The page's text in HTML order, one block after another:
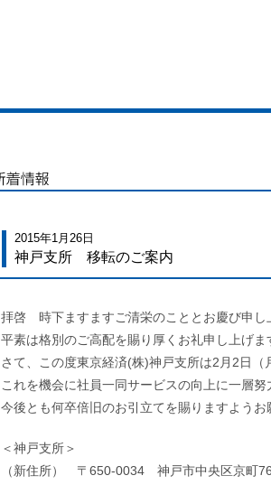
2015年1月26日
神戸支所 移転のご案内
拝啓 時下ますますご清栄のこととお慶び申し
平素は格別のご高配を賜り厚くお礼申し上げま
さて、この度東京経済(株)神戸支所は2月2日（
これを機会に社員一同サービスの向上に一層努
今後とも何卒倍旧のお引立てを賜りますようお
＜神戸支所＞
（新住所） 〒650-0034 神戸市中央区京町